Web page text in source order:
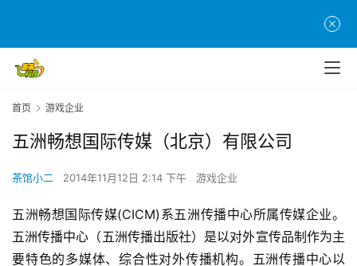
页
茶
创
游
首页 游戏企业
五洲畅想国际传媒（北京）有限公司
茶馆小二 2014年11月12日 2:14 下午 游戏企业
五洲畅想国际传媒(CICM)系五洲传播中心所属传媒企业。
五洲传播中心（五洲传播出版社）是以对外宣传品制作为主
要特色的多媒体、综合性对外传播机构。五洲传播中心以